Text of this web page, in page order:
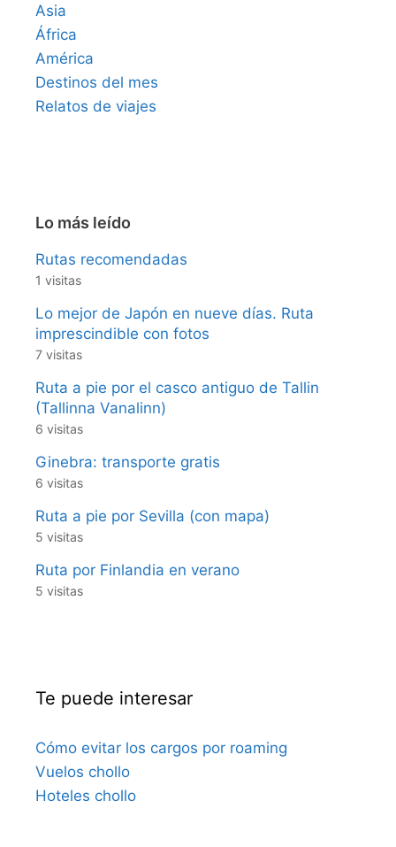
Asia
África
América
Destinos del mes
Relatos de viajes
Lo más leído
Rutas recomendadas
1 visitas
Lo mejor de Japón en nueve días. Ruta
imprescindible con fotos
7 visitas
Ruta a pie por el casco antiguo de Tallin
(Tallinna Vanalinn)
6 visitas
Ginebra: transporte gratis
6 visitas
Ruta a pie por Sevilla (con mapa)
5 visitas
Ruta por Finlandia en verano
5 visitas
Te puede interesar
Cómo evitar los cargos por roaming
Vuelos chollo
Hoteles chollo